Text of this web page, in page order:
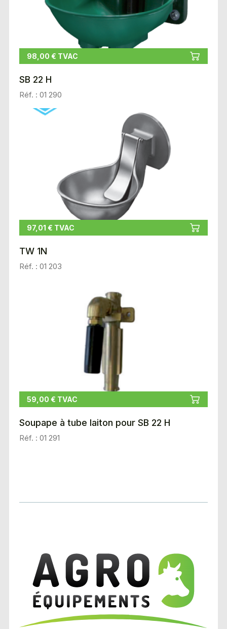
98,00 € TVAC
SB 22 H
Réf. : 01 290
97,01 € TVAC
TW 1N
Réf. : 01 203
59,00 € TVAC
Soupape à tube laiton pour SB 22 H
Réf. : 01 291